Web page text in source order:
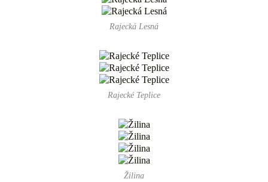
Rajecká Lesná
Rajecké Teplice
Žilina